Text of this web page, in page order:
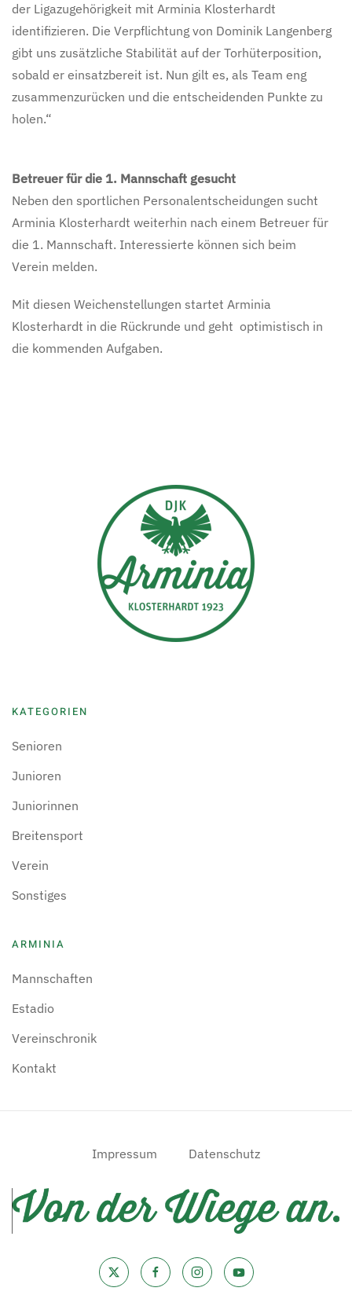
der Ligazugehörigkeit mit Arminia Klosterhardt
identifizieren. Die Verpflichtung von Dominik Langenberg
gibt uns zusätzliche Stabilität auf der Torhüterposition,
sobald er einsatzbereit ist. Nun gilt es, als Team eng
zusammenzurücken und die entscheidenden Punkte zu
holen.“
Betreuer für die 1. Mannschaft gesucht
Neben den sportlichen Personalentscheidungen sucht
Arminia Klosterhardt weiterhin nach einem Betreuer für
die 1. Mannschaft. Interessierte können sich beim
Verein melden.
Mit diesen Weichenstellungen startet Arminia
Klosterhardt in die Rückrunde und geht optimistisch in
die kommenden Aufgaben.
KATEGORIEN
Senioren
Junioren
Juniorinnen
Breitensport
Verein
Sonstiges
ARMINIA
Mannschaften
Estadio
Vereinschronik
Kontakt
Impressum Datenschutz